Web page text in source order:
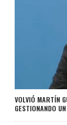
VOLVIÓ MARTÍN
GESTIONANDO